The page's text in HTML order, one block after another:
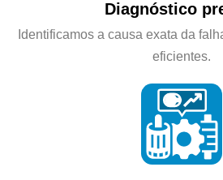
Diagnóstico
Identificamos a causa exata da
eficientes.